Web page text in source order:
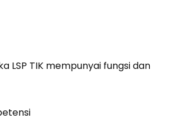
LSP TIK mempunyai fungsi dan